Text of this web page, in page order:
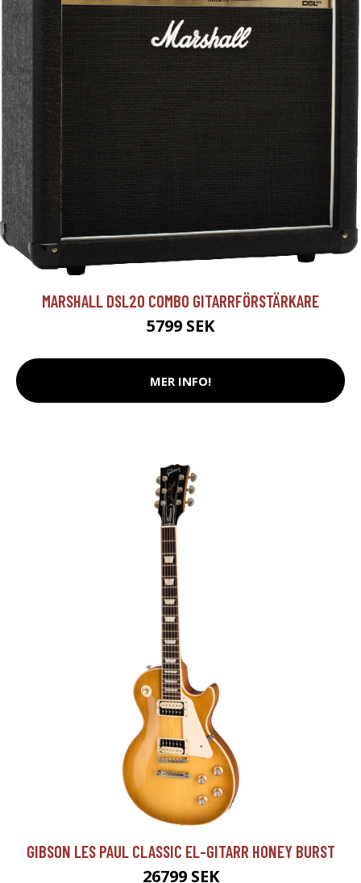
MARSHALL DSL20 COMBO GITARRFÖRSTÄRKARE
5799 SEK
MER INFO!
GIBSON LES PAUL CLASSIC EL-GITARR HONEY BURST
26799 SEK